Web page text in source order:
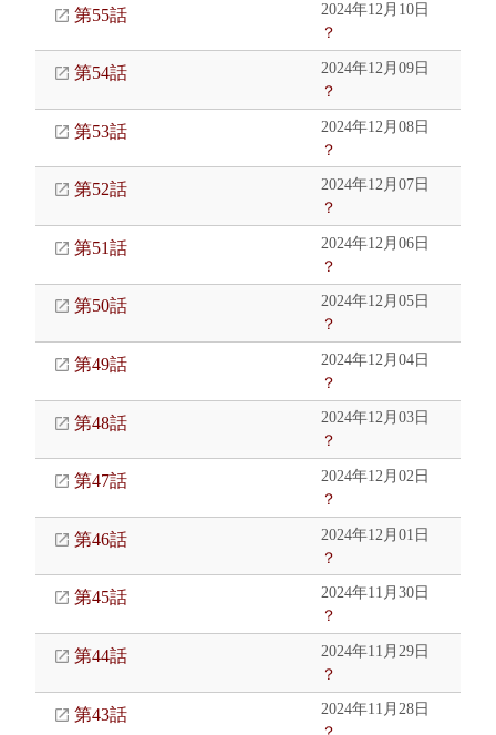
第55話
2024年12月10日
？
第54話
2024年12月09日
？
第53話
2024年12月08日
？
第52話
2024年12月07日
？
第51話
2024年12月06日
？
第50話
2024年12月05日
？
第49話
2024年12月04日
？
第48話
2024年12月03日
？
第47話
2024年12月02日
？
第46話
2024年12月01日
？
第45話
2024年11月30日
？
第44話
2024年11月29日
？
第43話
2024年11月28日